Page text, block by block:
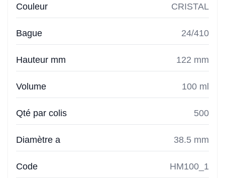
Couleur CRISTAL
Bague 24/410
Hauteur mm 122 mm
Volume 100 ml
Qté par colis 500
Diamètre a 38.5 mm
Code HM100_1